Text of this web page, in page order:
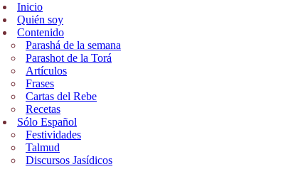
Inicio
Quién soy
Contenido
Parashá de la semana
Parashot de la Torá
Artículos
Frases
Cartas del Rebe
Recetas
Sólo Español
Festividades
Talmud
Discursos Jasídicos